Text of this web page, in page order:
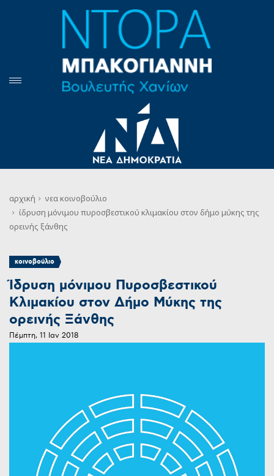
αρχική νεακοινοβούλιο
ίδρυση μόνιμου πυροσβεστικού κλιμακίου στον δήμο μύκης της
ορεινής ξάνθης
κοινοβούλιο
Ίδρυση μόνιμου Πυροσβεστικού
Κλιμακίου στον Δήμο Μύκης της
ορεινής Ξάνθης
Πέμπτη, 11 Ιαν 2018